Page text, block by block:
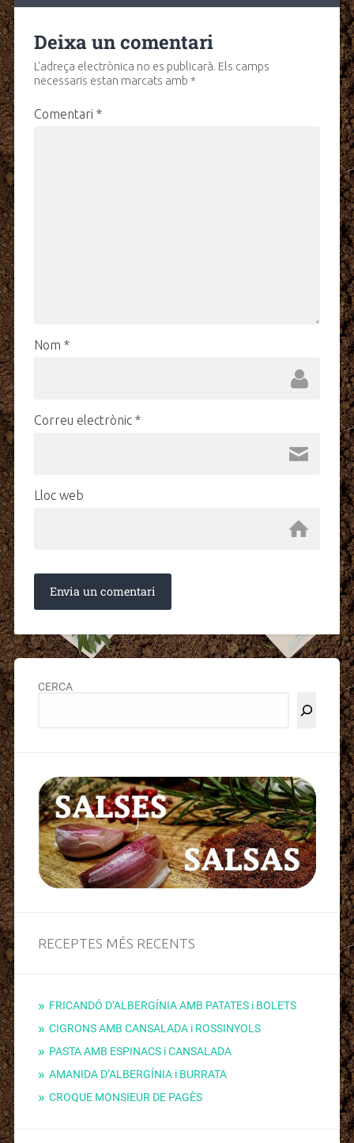
Deixa un comentari
L'adreça electrònica no es publicarà. Els camps
necessaris estan marcats amb *
Comentari *
Nom *
Correu electrònic *
Lloc web
CERCA
RECEPTES MÉS RECENTS
FRICANDÓ D’ALBERGÍNIA AMB PATATES i BOLETS
CIGRONS AMB CANSALADA i ROSSINYOLS
PASTA AMB ESPINACS i CANSALADA
AMANIDA D’ALBERGÍNIA i BURRATA
CROQUE MONSIEUR DE PAGÈS